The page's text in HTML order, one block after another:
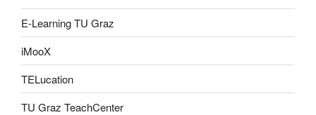
E-Learning TU Graz
iMooX
TELucation
TU Graz TeachCenter